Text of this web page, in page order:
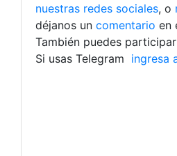
nuestras redes sociales, o
déjanos un comentario en
También puedes
Si usas Telegram ingresa